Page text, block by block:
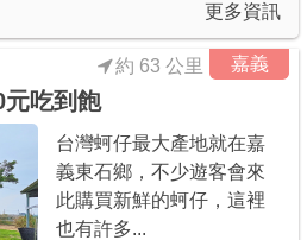
更多資訊
嘉義
吃到飽
約 63 公里
台灣蚵仔最大產地就在嘉
義東石鄉，不少遊客會來
此購買新鮮的蚵仔，這裡
也有許多...